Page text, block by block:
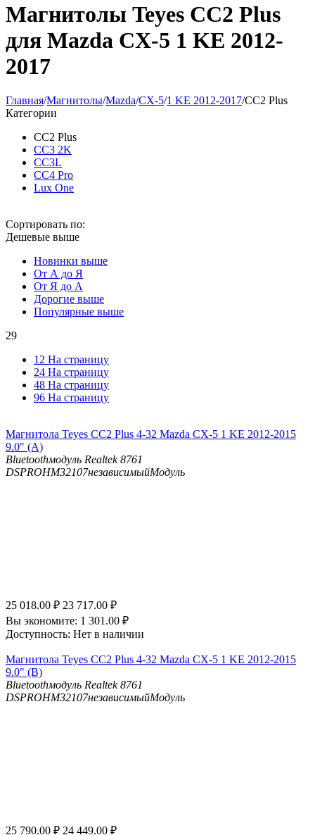
Магнитолы Teyes CC2 Plus
для Mazda CX-5 1 KE 2012-
2017
Главная/Магнитолы/Mazda/CX-5/1 KE 2012-2017/CC2 Plus
Категории
CC2 Plus
CC3 2K
CC3L
CC4 Pro
Lux One
Сортировать по:
Дешевые выше
Новинки выше
От А до Я
От Я до А
Дорогие выше
Популярные выше
29
12 На страницу
24 На страницу
48 На страницу
96 На страницу
Магнитола Teyes CC2 Plus 4-32 Mazda CX-5 1 KE 2012-2015
9.0" (A)
Bluetoothмодуль Realtek 8761
DSPROHM32107независимыйМодуль
25 018.00 ₽ 23 717.00 ₽
Вы экономите: 1 301.00 ₽
Доступность: Нет в наличии
Магнитола Teyes CC2 Plus 4-32 Mazda CX-5 1 KE 2012-2015
9.0" (B)
Bluetoothмодуль Realtek 8761
DSPROHM32107независимыйМодуль
25 790.00 ₽ 24 449.00 ₽